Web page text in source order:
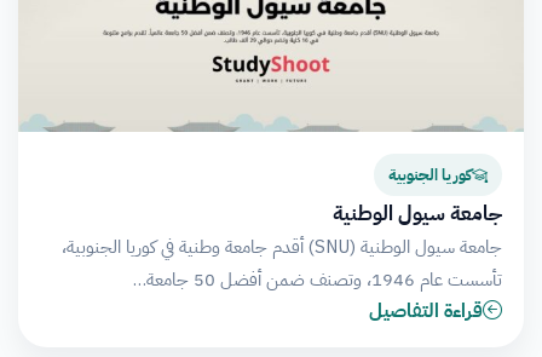
كوريا الجنوبية
جامعة سيول الوطنية
جامعة سيول الوطنية (SNU) أقدم جامعة وطنية في كوريا الجنوبية،
تأسست عام 1946، وتصنف ضمن أفضل 50 جامعة…
قراءة التفاصيل